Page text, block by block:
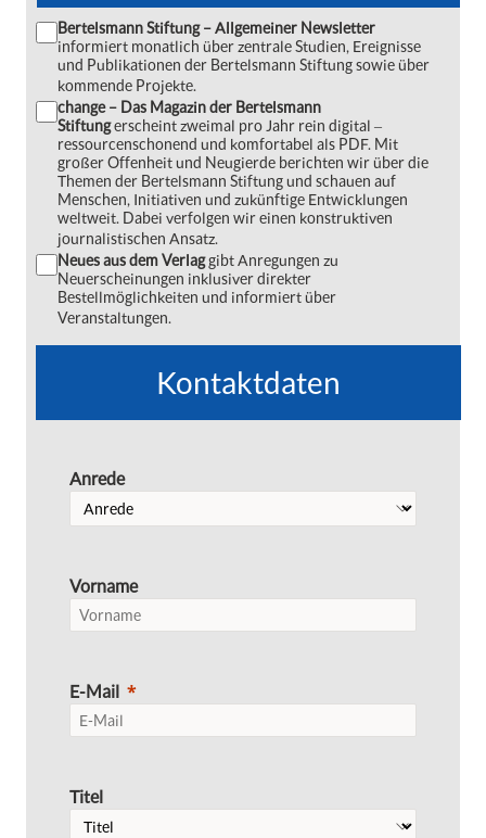
Bertelsmann Stiftung – Allgemeiner Newsletter
informiert monatlich über zentrale Studien, Ereignisse
und Publikationen der Bertelsmann Stiftung sowie über
kommende Projekte.
change – Das Magazin der Bertelsmann
Stiftungerscheint zweimal pro Jahr rein digital ‒
ressourcenschonend und komfortabel als PDF. Mit
großer Offenheit und Neugierde berichten wir über die
Themen der Bertelsmann Stiftung und schauen auf
Menschen, Initiativen und zukünftige Entwicklungen
weltweit. Dabei verfolgen wir einen konstruktiven
journalistischen Ansatz.
Neues aus dem Verlaggibt Anregungen zu
Neuerscheinungen inklusiver direkter
Bestellmöglichkeiten und informiert über
Veranstaltungen.
Kontaktdaten
Anrede
Vorname
E-Mail
Titel